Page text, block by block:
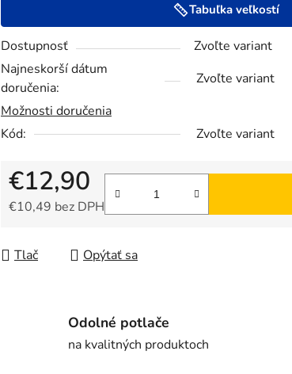
Tabuľka veľkostí
Dostupnosť
Zvoľte variant
Najneskorší dátum
doručenia:
Zvoľte variant
Možnosti doručenia
Kód:
Zvoľte variant
€12,90
€10,49 bez DPH
Tlač Opýtať sa
Odolné potlače
na kvalitných produktoch